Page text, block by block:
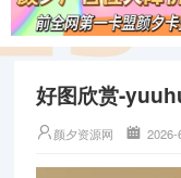
好图欣赏-
颜夕资源网 2026-